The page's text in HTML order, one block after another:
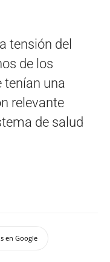
tensión del
de los
tenían una
relevante
de salud
en Google